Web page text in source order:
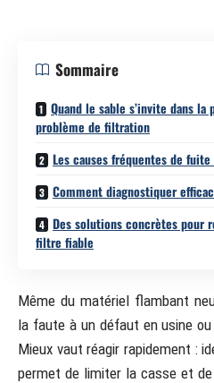
Sommaire
Quand le sable s’invite dans
problème de filtration
Les causes fréquentes de
Comment diagnostiquer
Des solutions concrètes pour
filtre fiable
Même du matériel flambant
la faute à un défaut en usine
Mieux vaut réagir rapidement :
permet de limiter la casse et